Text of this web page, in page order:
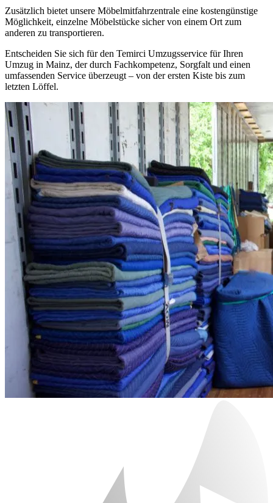
Zusätzlich bietet unsere Möbelmitfahrzentrale eine kostengünstige
Möglichkeit, einzelne Möbelstücke sicher von einem Ort zum
anderen zu transportieren.
Entscheiden Sie sich für den Temirci Umzugsservice für Ihren
Umzug in Mainz, der durch Fachkompetenz, Sorgfalt und einen
umfassenden Service überzeugt – von der ersten Kiste bis zum
letzten Löffel.